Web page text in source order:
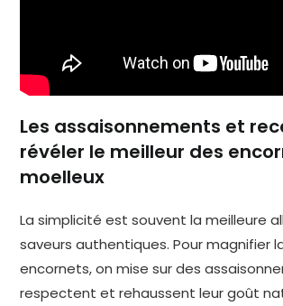
Les assaisonnements et
révéler le meilleur des
moelleux
La simplicité est souvent la meilleure
saveurs authentiques. Pour magnifier
encornets, on mise sur des
respectent et rehaussent leur goût